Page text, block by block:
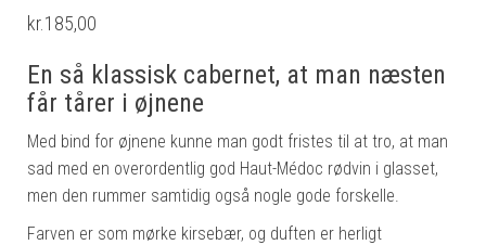
kr.185,00
En så klassisk cabernet, at man næsten
får tårer i øjnene
Med bind for øjnene kunne man godt fristes til at tro, at man
sad med en overordentlig god Haut-Médoc rødvin i glasset,
men den rummer samtidig også nogle gode forskelle.
Farven er som mørke kirsebær, og duften er herligt